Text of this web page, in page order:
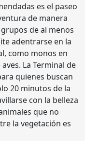
es el paseo
de manera
de al menos
adentrarse en la
como monos en
La Terminal de
quienes buscan
20 minutos de la
con la belleza
que no
la vegetación es